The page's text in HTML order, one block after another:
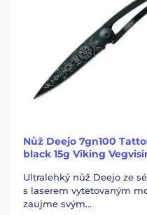
Nůž Deejo 7gn100
black 15g Viking
Ultralehký nůž Deejo ze
s laserem vytetovaným
zaujme svým…